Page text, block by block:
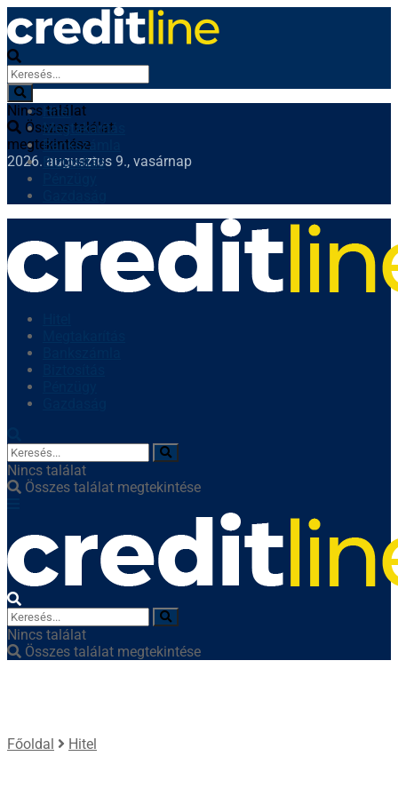
Nincs találat
Összes találat
megtekintése
2026. augusztus 9., vasárnap
Hitel
Megtakarítás
Bankszámla
Biztosítás
Nincs találat
Összes találat megtekintése
Nincs találat
Összes találat megtekintése
Főoldal Hitel